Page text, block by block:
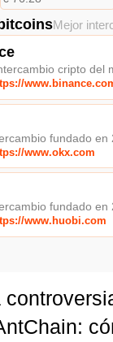
Mejor
cripto del
fundado en
www.okx.com
fundado en
www.huobi.com